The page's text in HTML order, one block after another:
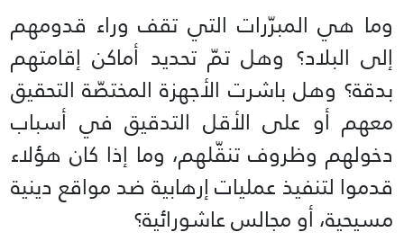
وما هي المبرّرات التي تقف وراء قدومهم
إلى البلاد؟ وهل تمّ تحديد أماكن إقامتهم
بدقة؟ وهل باشرت الأجهزة المختصّة التحقيق
معهم أو على الأقل التدقيق في أسباب
دخولهم وظروف تنقّلهم، وما إذا كان هؤلاء
قدموا لتنفيذ عمليات إرهابية ضد مواقع دينية
مسيحية، أو مجالس عاشورائية؟